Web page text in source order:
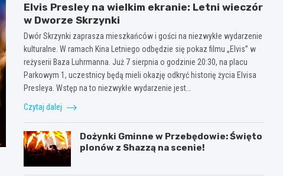
Elvis Presley na wielkim ekranie: Letni wieczór
w Dworze Skrzynki
Dwór Skrzynki zaprasza mieszkańców i gości na niezwykłe wydarzenie
kulturalne. W ramach Kina Letniego odbędzie się pokaz filmu „Elvis” w
reżyserii Baza Luhrmanna. Już 7 sierpnia o godzinie 20:30, na placu
Parkowym 1, uczestnicy będą mieli okazję odkryć historię życia Elvisa
Presleya. Wstęp na to niezwykłe wydarzenie jest…
Czytaj dalej
Dożynki Gminne w Przebędowie: Święto
plonów z Shazzą na scenie!